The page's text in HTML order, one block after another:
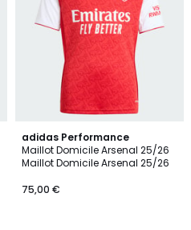
adidas Performance
Maillot Domicile Arsenal 25/26
Maillot Domicile Arsenal 25/26
75,00 €
5
/
5